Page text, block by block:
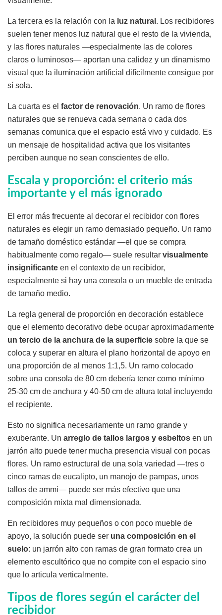
La tercera es la relación con la luz natural . Los recibidores
suelen tener menos luz natural que el resto de la vivienda,
y las flores naturales —especialmente las de colores
claros o luminosos— aportan una calidez y un dinamismo
visual que la iluminación artificial difícilmente consigue por
sí sola.
La cuarta es el factor de renovación. Un ramo de flores
naturales que se renueva cada semana o cada dos
semanas comunica que el espacio está vivo y cuidado. Es
un mensaje de hospitalidad activa que los visitantes
perciben aunque no sean conscientes de ello.
Escala y proporción: el criterio más
importante y el más ignorado
El error más frecuente al decorar el recibidor con flores
naturales es elegir un ramo demasiado pequeño. Un ramo
de tamaño doméstico estándar —el que se compra
habitualmente como regalo— suele resultar visualmente
insignificante en el contexto de un recibidor,
especialmente si hay una consola o un mueble de entrada
de tamaño medio.
La regla general de proporción en decoración establece
que el elemento decorativo debe ocupar aproximadamente
un tercio de la anchura de la superficie sobre la que se
coloca y superar en altura el plano horizontal de apoyo en
una proporción de al menos 1:1,5. Un ramo colocado
sobre una consola de 80 cm debería tener como mínimo
25-30 cm de anchura y 40-50 cm de altura total incluyendo
el recipiente.
Esto no significa necesariamente un ramo grande y
exuberante. Un arreglo de tallos largos y esbeltos en un
jarrón alto puede tener mucha presencia visual con pocas
flores. Un ramo estructural de una sola variedad —tres o
cinco ramas de eucalipto, un manojo de pampas, unos
tallos de ammi— puede ser más efectivo que una
composición mixta mal dimensionada.
En recibidores muy pequeños o con poco mueble de
apoyo, la solución puede ser una composición en el
suelo: un jarrón alto con ramas de gran formato crea un
elemento escultórico que no compite con el espacio sino
que lo articula verticalmente.
Tipos de flores según el carácter del
recibidor